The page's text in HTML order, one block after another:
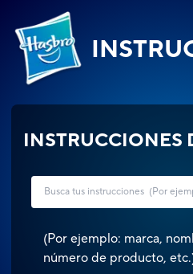
INSTRUCCIONES
(Por ejemplo: marca,
número de producto, etc.